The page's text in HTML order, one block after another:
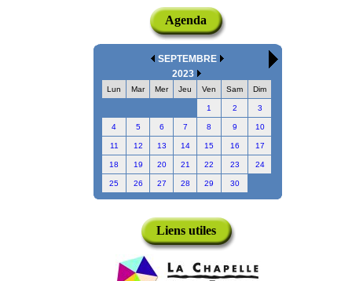
Agenda
SEPTEMBRE
2023
Lun Mar Mer Jeu Ven Sam Dim
1 2 3
4 5 6 7 8 9 10
11 12 13 14 15 16 17
18 19 20 21 22 23 24
25 26 27 28 29 30
Liens utiles